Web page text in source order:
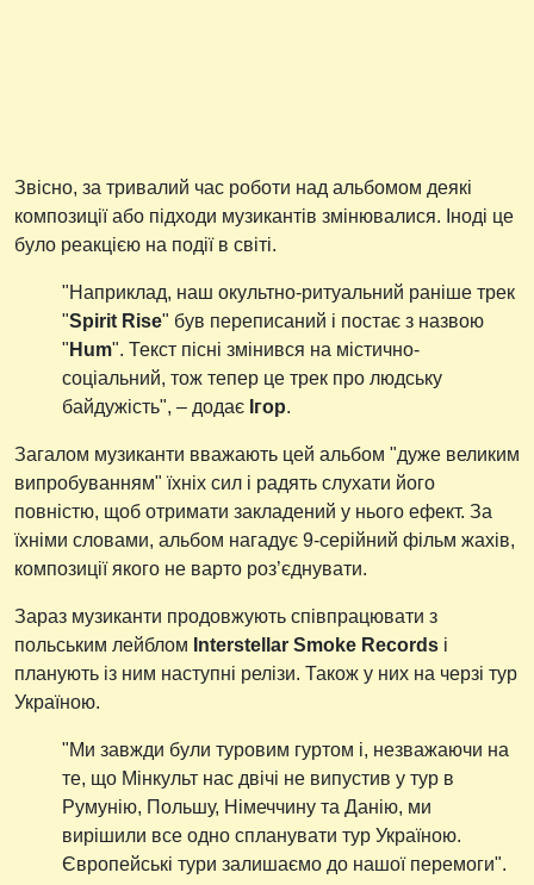
Звісно, за тривалий час роботи над альбомом деякі
композиції або підходи музикантів змінювалися. Іноді це
було реакцією на події в світі.
"Наприклад, наш окультно-ритуальний раніше трек
"Spirit Rise" був переписаний і постає з назвою
" Hum". Текст пісні змінився на містично-
соціальний, тож тепер це трек про людську
байдужість", – додає Ігор.
Загалом музиканти вважають цей альбом "дуже великим
випробуванням" їхніх сил і радять слухати його
повністю, щоб отримати закладений у нього ефект. За
їхніми словами, альбом нагадує 9-серійний фільм жахів,
композиції якого не варто роз’єднувати.
Зараз музиканти продовжують співпрацювати з
польським лейблом Interstellar Smoke Records і
планують із ним наступні релізи. Також у них на черзі тур
Україною.
"Ми завжди були туровим гуртом і, незважаючи на
те, що Мінкульт нас двічі не випустив у тур в
Румунію, Польшу, Німеччину та Данію, ми
вирішили все одно спланувати тур Україною.
Європейські тури залишаємо до нашої перемоги".